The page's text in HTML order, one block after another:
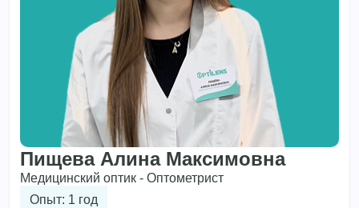
Пищева Алина Максимовна
Медицинский оптик - Оптометрист
Опыт: 1 год